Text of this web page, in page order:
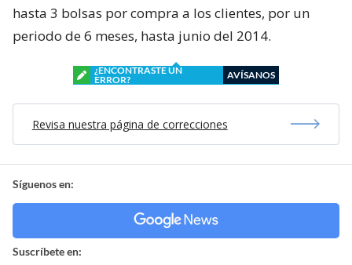
hasta 3 bolsas por compra a los clientes, por un
periodo de 6 meses, hasta junio del 2014.
¿ENCONTRASTE UN
ERROR?
AVÍSANOS
Revisa nuestra página de correcciones
Síguenos en:
Suscríbete en: